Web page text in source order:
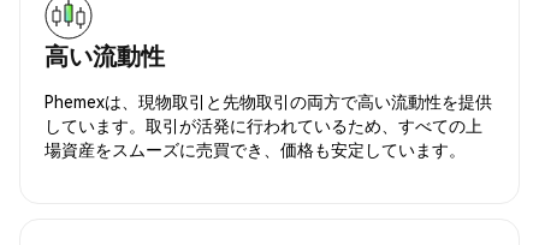
高い流動性
Phemexは、現物取引と先物取引の両方で高い流動性を提供
しています。取引が活発に行われているため、すべての上
場資産をスムーズに売買でき、価格も安定しています。